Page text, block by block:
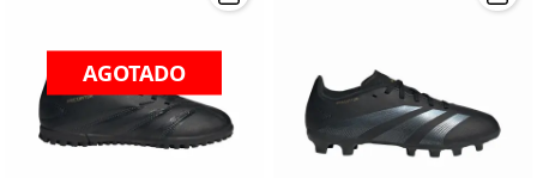
AGOTADO